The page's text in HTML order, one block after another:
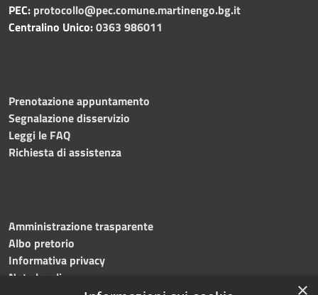
PEC: protocollo@pec.comune.martinengo.bg.it
Centralino Unico:0363 986011
Prenotazione appuntamento
Segnalazione disservizio
Leggi le FAQ
Richiesta di assistenza
Amministrazione trasparente
Albo pretorio
Informativa privacy
Note legali
×